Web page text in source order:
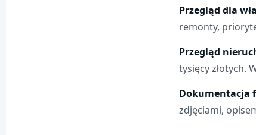
Przegląd dla
remonty,
Przegląd
tysięcy złotych.
Dokumentacja
zdjęciami,